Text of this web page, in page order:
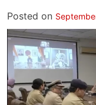
Posted on